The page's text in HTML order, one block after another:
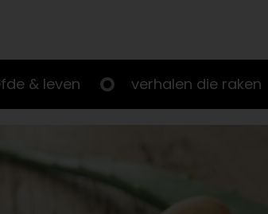
& leven verhalen die raken